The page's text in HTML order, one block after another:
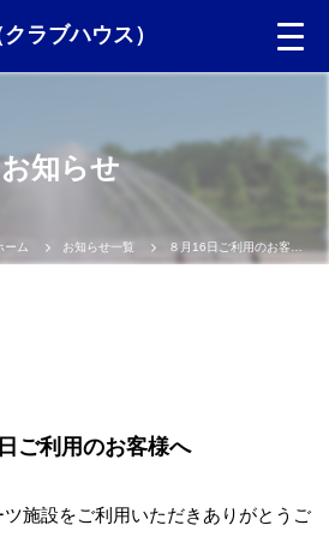
ラブハウス）
お知らせ
ーム お知らせ一覧 ８月16日ご利用のお客様へ
ご利用のお客様へ
施設をご利用いただきありがとうご